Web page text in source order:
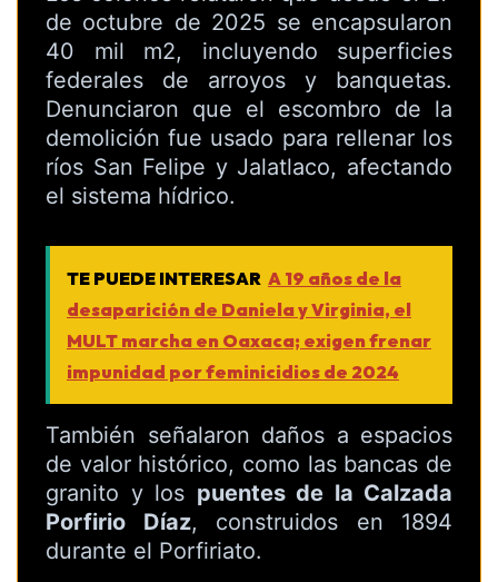
de octubre de 2025 se encapsularon
40 mil m2, incluyendo superficies
federales de arroyos y banquetas.
Denunciaron que el escombro de la
demolición fue usado para rellenar los
ríos San Felipe y Jalatlaco, afectando
el sistema hídrico.
TE PUEDE INTERESAR A 19 años de la
desaparición de Daniela y Virginia, el
MULT marcha en Oaxaca; exigen frenar
impunidad por feminicidios de 2024
También señalaron daños a espacios
de valor histórico, como las bancas de
granito y los puentes de la Calzada
Porfirio Díaz, construidos en 1894
durante el Porfiriato.